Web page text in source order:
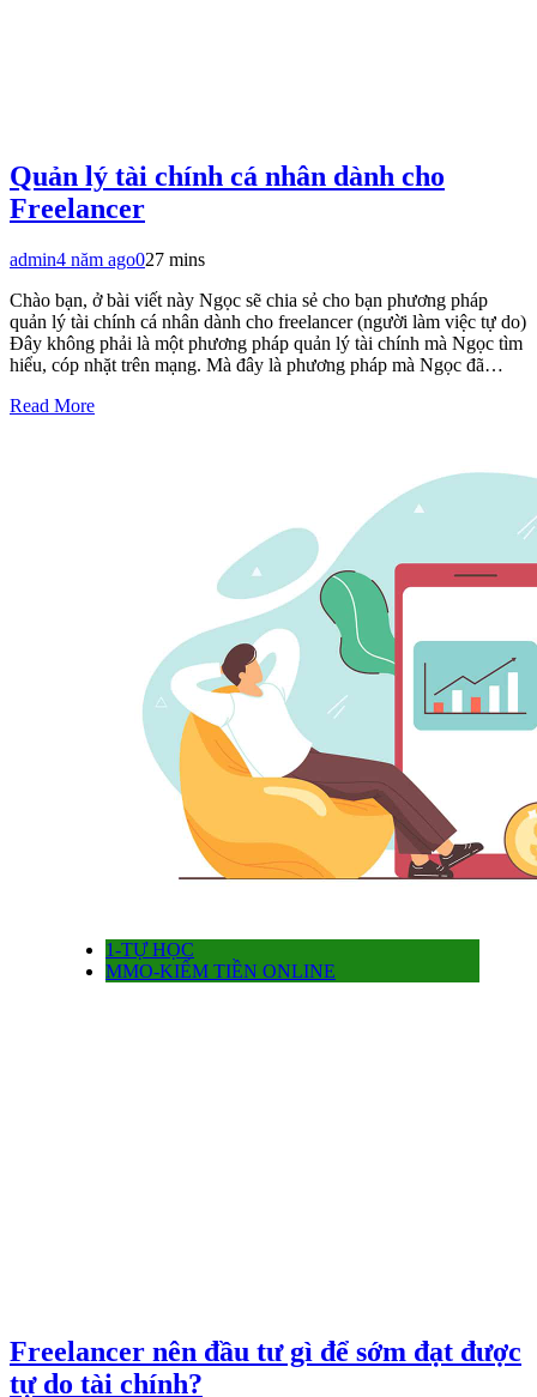
Quản lý tài chính cá nhân dành cho
Freelancer
admin4 năm ago027 mins
Chào bạn, ở bài viết này Ngọc sẽ chia sẻ cho bạn phương pháp
quản lý tài chính cá nhân dành cho freelancer (người làm việc tự do)
Đây không phải là một phương pháp quản lý tài chính mà Ngọc tìm
hiểu, cóp nhặt trên mạng. Mà đây là phương pháp mà Ngọc đã…
Read More
1-TỰ HỌC
MMO-KIẾM TIỀN ONLINE
Freelancer nên đầu tư gì để sớm đạt được
tự do tài chính?